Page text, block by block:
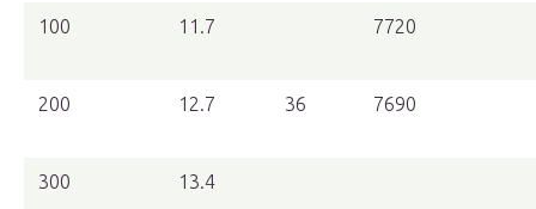
100 11.7 7720
200 12.7 36 7690
300 13.4